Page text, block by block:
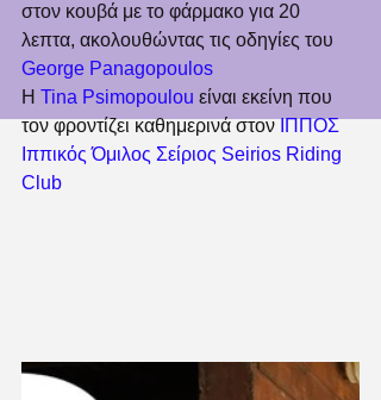
στον κουβά με το φάρμακο για 20
λεπτα, ακολουθώντας τις οδηγίες του
George Panagopoulos
Η Tina Psimopoulou είναι εκείνη που
τον φροντίζει καθημερινά στον ΙΠΠΟΣ
Ιππικός Όμιλος Σείριος Seirios Riding
Club